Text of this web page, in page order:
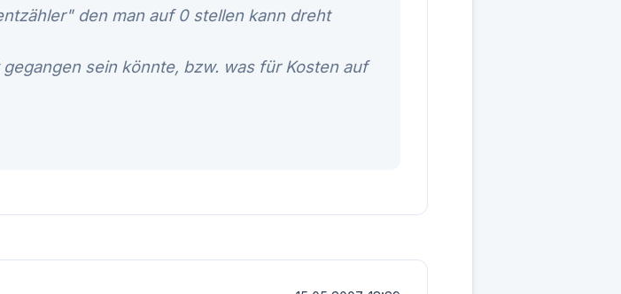
den man auf 0 stellen kann dreht
sein könnte, bzw. was für Kosten auf